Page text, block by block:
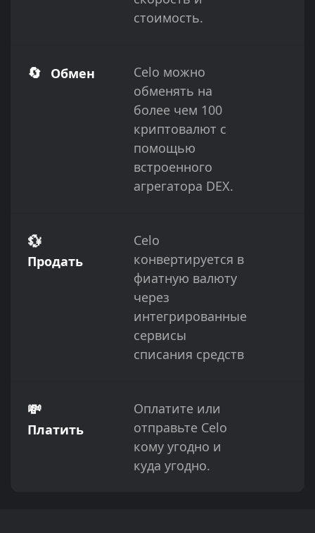
стоимость.
🔄 Обмен
Celo можно
обменять на
более чем 100
криптовалют с
помощью
встроенного
агрегатора DEX.
💱
Продать
Celo
конвертируется в
фиатную валюту
через
интегрированные
сервисы
списания средств
💸
Платить
Оплатите или
отправьте Celo
кому угодно и
куда угодно.